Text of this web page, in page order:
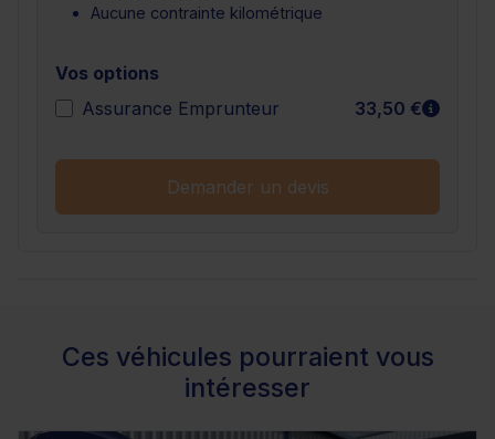
Aucune contrainte kilométrique
Vos options
Assurance Emprunteur
33,50 € En
Demander un devis
Ces véhicules pourraient vous
intéresser